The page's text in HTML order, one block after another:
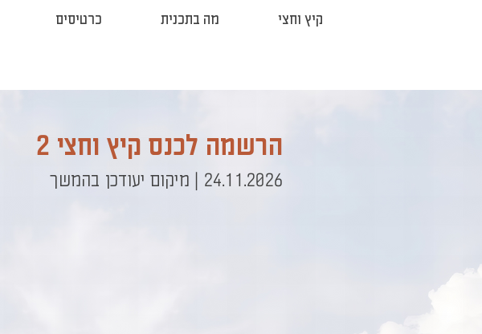
קיץ וחצי מה בתכנית כרטיסים
הרשמה לכנס קיץ וחצי 2
24.11.2026 | מיקום יעודכן בהמשך